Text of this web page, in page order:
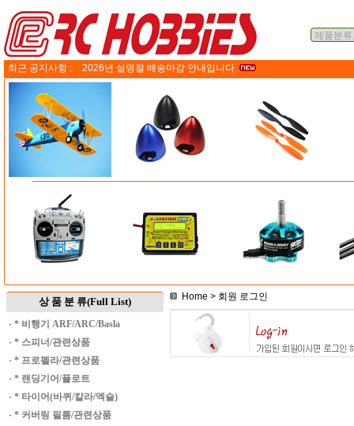
최근 공지사항 : 2026년 설명절 배송마감 안내입니다.
상 품 분 류(Full List)
· * 비행기 ARF/ARC/Basla
· * 스피너/관련상품
· * 프로펠라/관련상품
· * 랜딩기어/플로트
· * 타이어(바퀴/칼라/엑슬)
· * 커버링 필름/관련상품
Home > 회원 로그인